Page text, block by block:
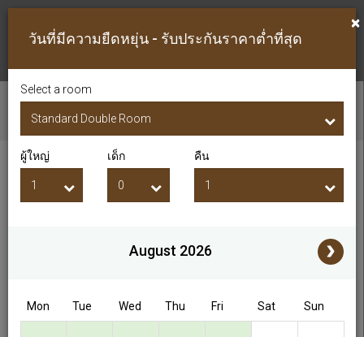
ตรวจสอบห้องว่าง
วันที่เช็คอิน วันที่เช็คเอาท์
Access/Discount Code
×
วันที่มีความยืดหยุ่น - รับประกันราคาต่ำที่สุด
Select a room
ผู้ใหญ่ เด็ก คืน
August 2026
Mon Tue Wed Thu Fri Sat Sun